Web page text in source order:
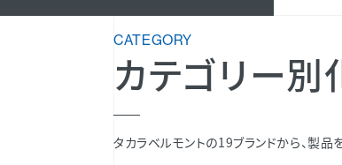
CATEGORY
カテゴリー
タカラベルモントの19ブランドから、製品